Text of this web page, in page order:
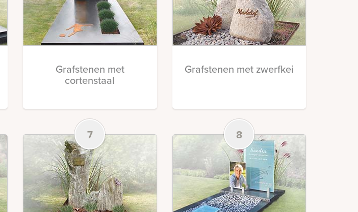
Grafstenen met
cortenstaal
Grafstenen met zwerfkei
7 8